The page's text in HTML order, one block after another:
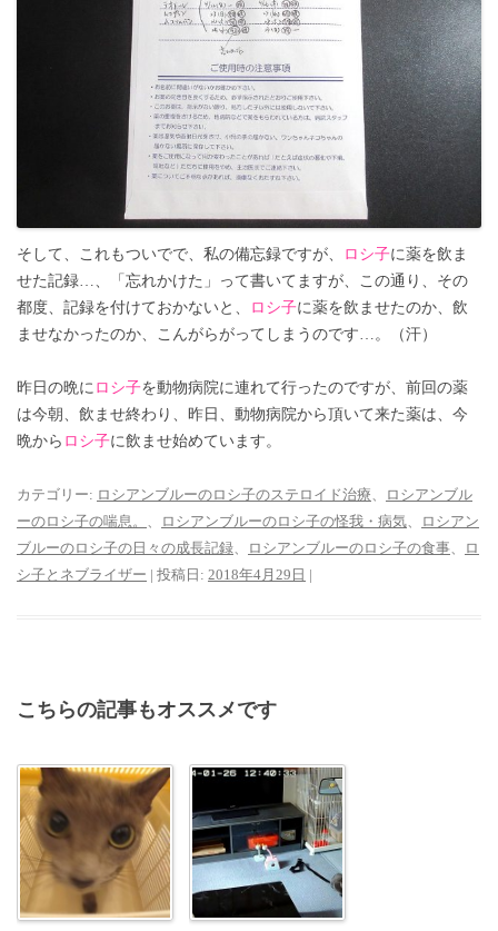
そして、これもついでで、私の備忘録ですが、 ロシ子に薬を飲ま
せた記録…、「忘れかけた」って書いてますが、この通り、その
都度、記録を付けておかないと、
ロシ子に薬を飲ませたのか、飲
ませなかったのか、こんがらがってしまうのです…。（汗）
昨日の晩に ロシ子を動物病院に連れて行ったのですが、前回の薬
は今朝、飲ませ終わり、昨日、動物病院から頂いて来た薬は、今
晩から ロシ子に飲ませ始めています。
カテゴリー: ロシアンブルーのロシ子のステロイド治療
ロシアンブル
ーのロシ子の喘息。
ロシアンブルーのロシ子の怪我・病気
ロシアン
ブルーのロシ子の日々の成長記録
ロシアンブルーのロシ子の食事
ロ
シ子とネブライザー | 投稿日: 2018年4月29日 |
こちらの記事もオススメです